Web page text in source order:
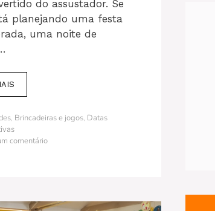
do assustador. Se
planejando uma festa
uma noite de
, Brincadeiras e jogos, Datas
comentário